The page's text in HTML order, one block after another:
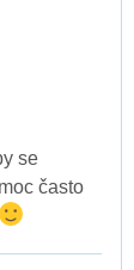
se
často